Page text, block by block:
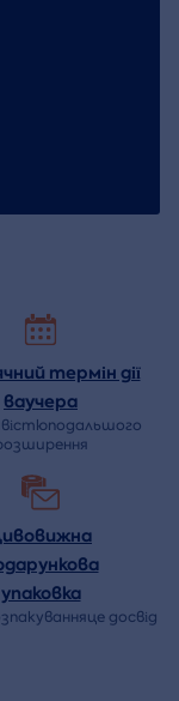
термін дії
ваучера
упаковка
досвід